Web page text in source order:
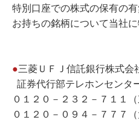
特別口座での株式の保有の
お持ちの銘柄について当社
●三菱ＵＦＪ信託銀行株式
証券代行部テレホンセン
０１２０－２３２－７１１（
０１２０－０９４－７７７（